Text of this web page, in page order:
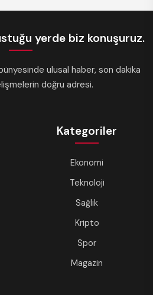
yerde biz konuşuruz.
ulusal haber, son dakika
doğru adresi.
Kategoriler
Ekonomi
Teknoloji
Sağlık
Kripto
Spor
Magazin